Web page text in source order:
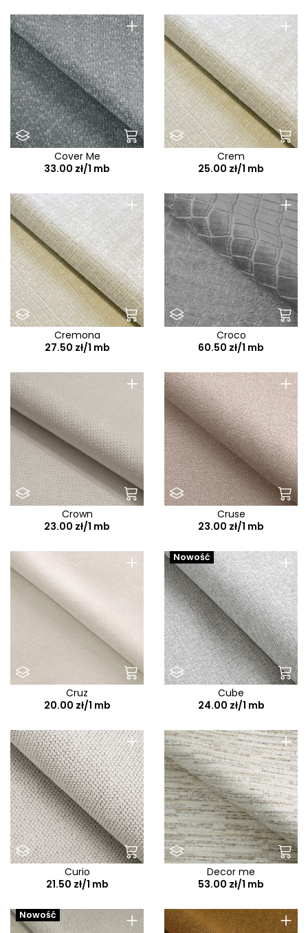
+
Cover Me
33.00 zł/1 mb
+
Crem
25.00 zł/1 mb
+
Cremona
27.50 zł/1 mb
+
Croco
60.50 zł/1 mb
+
Crown
23.00 zł/1 mb
+
Cruse
23.00 zł/1 mb
+
Cruz
20.00 zł/1 mb
+
Nowość
Cube
24.00 zł/1 mb
+
Curio
21.50 zł/1 mb
+
Decor me
53.00 zł/1 mb
+
Nowość +